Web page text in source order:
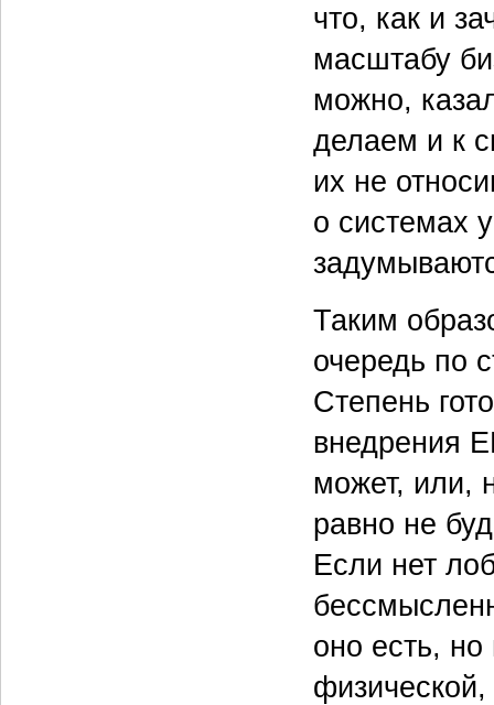
что, как и
масштабу
можно,
делаем и к
их не
о системах
Таким
очередь по
Степень
внедрения
может, или,
равно не
Если нет
оно есть,